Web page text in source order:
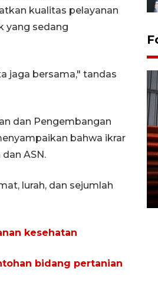
kualitas pelayanan
yang sedang
jaga bersama," tandas
dan Pengembangan
bahwa ikrar
ASN.
lurah, dan sejumlah
kesehatan
bidang pertanian
musim
WIB